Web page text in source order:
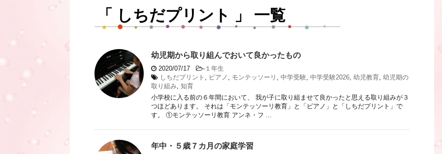
「 しちだプリント 」 一覧
幼児期から取り組んでおいて良かったもの
2020/07/17 - １年生
しちだプリント , ピアノ , モンテッソーリ , 中学受験, 中学受験2026, 幼児教育, 幼児期の
取り組み, 知育
小学校に入る前の６年間において、 我が子に取り組ませて良かったと思える取り組みが３
つほどあります。 それは「モンテッソーリ教育」と「ピアノ」と「しちだプリント」で
す。 ①モンテッソーリ教育 アンネ・フ ...
年中・５歳７カ月の家庭学習